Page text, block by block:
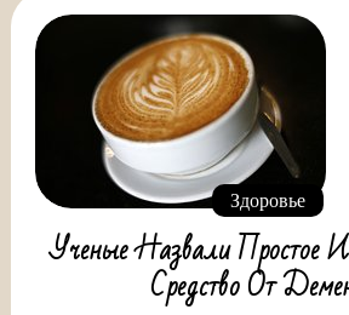
Здоровье
Ученые Назвали Простое
Средство От